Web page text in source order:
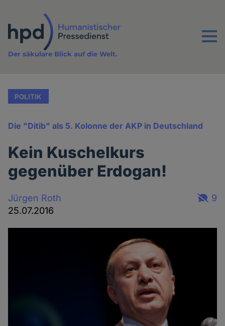
Inhalt
Menu
Der säkulare Blick auf die Welt.
POLITIK
Die "Ditib" als 5. Kolonne der AKP in Deutschland
Kein Kuschelkurs
gegenüber Erdogan!
Jürgen Roth
25.07.2016
9